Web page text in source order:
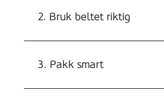
2. Bruk beltet riktig
3. Pakk smart